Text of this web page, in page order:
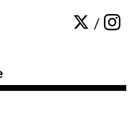
/